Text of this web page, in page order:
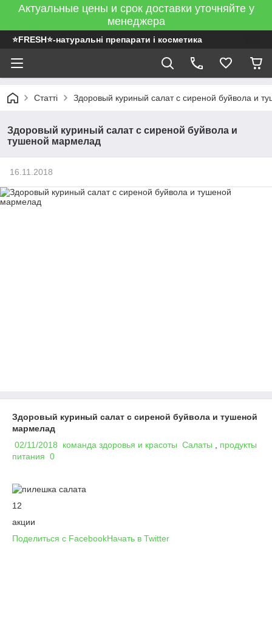
Актуальные цены и срок доставки уточняйте у
менеджера
⭐FRESH⭐-натуральні препарати і косметика
Статті Здоровый куриный салат с сиреной буйвола и
Здоровый куриный салат с сиреной буйвола и
тушеной мармелад
16.11.2018
Здоровый куриный салат с сиреной буйвола и тушеной
мармелад
02/11/2018
команда здоровья и красоты Салаты
продукты
питания 0
12
акции
Поделиться с FacebookНачать в Twitter